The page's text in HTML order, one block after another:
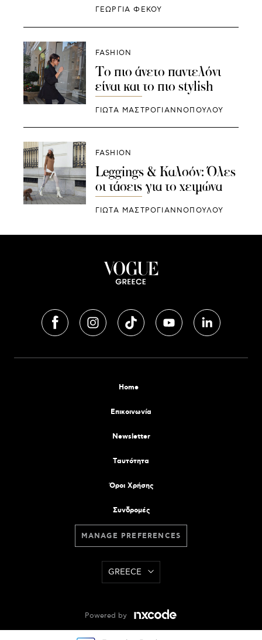
ΓΕΩΡΓΙΑ ΦΕΚΟΥ
FASHION
Το πιο άνετο παντελόνι
είναι και το πιο stylish
ΓΙΩΤΑ ΜΑΣΤΡΟΓΙΑΝΝΟΠΟΥΛΟΥ
FASHION
Leggings & Καλσόν: Όλες
οι τάσεις για το χειμώνα
ΓΙΩΤΑ ΜΑΣΤΡΟΓΙΑΝΝΟΠΟΥΛΟΥ
Home
Επικοινωνία
Newsletter
Tαυτότητα
Όροι Χρήσης
Συνδρομές
MANAGE PREFERENCES
GREECE
Powered by